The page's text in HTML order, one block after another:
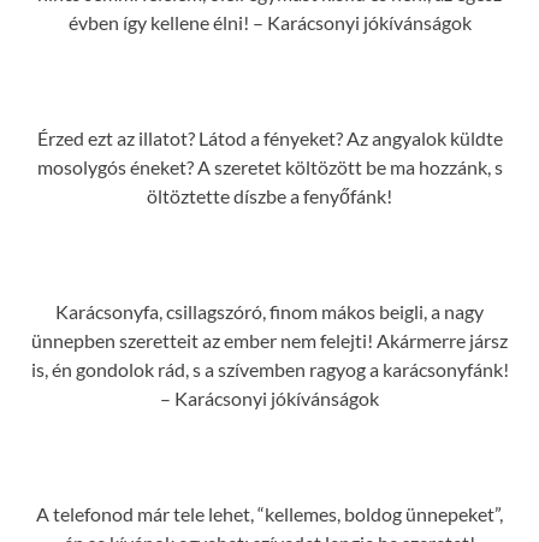
évben így kellene élni! – Karácsonyi jókívánságok
Érzed ezt az illatot? Látod a fényeket? Az angyalok küldte
mosolygós éneket? A szeretet költözött be ma hozzánk, s
öltöztette díszbe a fenyőfánk!
Karácsonyfa, csillagszóró, finom mákos beigli, a nagy
ünnepben szeretteit az ember nem felejti! Akármerre jársz
is, én gondolok rád, s a szívemben ragyog a karácsonyfánk!
– Karácsonyi jókívánságok
A telefonod már tele lehet, “kellemes, boldog ünnepeket”,